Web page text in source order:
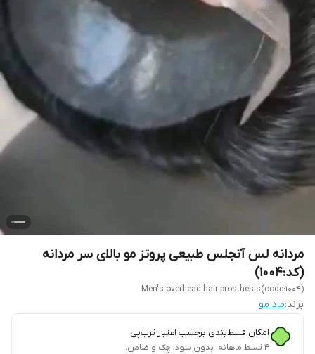
مردانه لس آنجلس طبیعی پروتز مو بالای سر مردانه
(کد:1004)
Men's overhead hair prosthesis(code:1004)
برند:ماد مو
امکان قسط‌بندی برحسب اعتبار ترب‌پی
۴ قسط ماهانه. بدون سود، چک و ضامن.